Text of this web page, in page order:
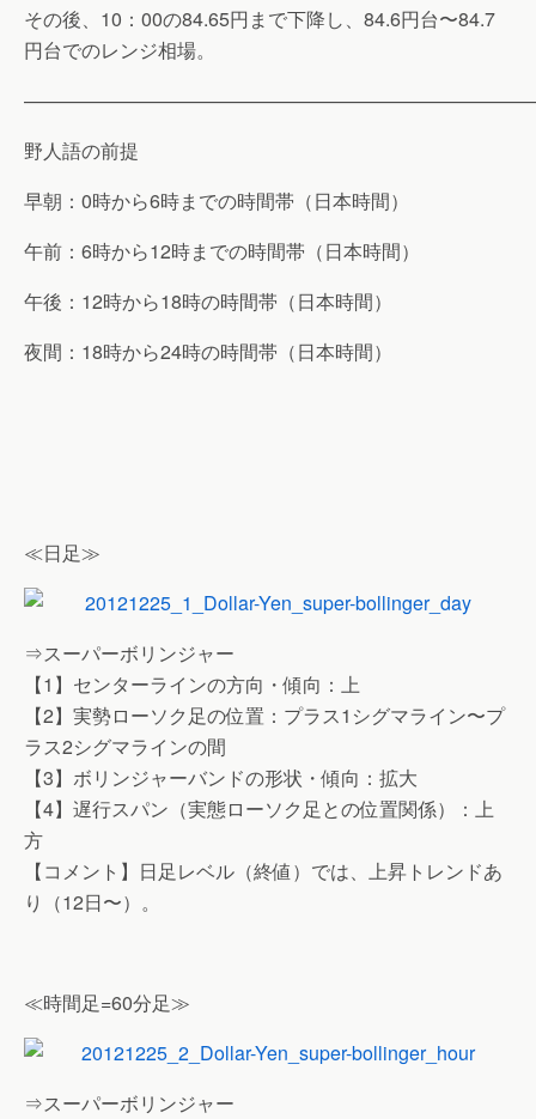
その後、10：00の84.65円まで下降し、84.6円台〜84.7
円台でのレンジ相場。
野人語の前提
早朝：0時から6時までの時間帯（日本時間）
午前：6時から12時までの時間帯（日本時間）
午後：12時から18時の時間帯（日本時間）
夜間：18時から24時の時間帯（日本時間）
≪日足≫
⇒スーパーボリンジャー
【1】センターラインの方向・傾向：上
【2】実勢ローソク足の位置：プラス1シグマライン〜プ
ラス2シグマラインの間
【3】ボリンジャーバンドの形状・傾向：拡大
【4】遅行スパン（実態ローソク足との位置関係）：上
方
【コメント】日足レベル（終値）では、上昇トレンドあ
り（12日〜）。
≪時間足=60分足≫
⇒スーパーボリンジャー